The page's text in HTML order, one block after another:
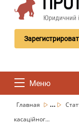
Меню
Главная ...
касаційног...